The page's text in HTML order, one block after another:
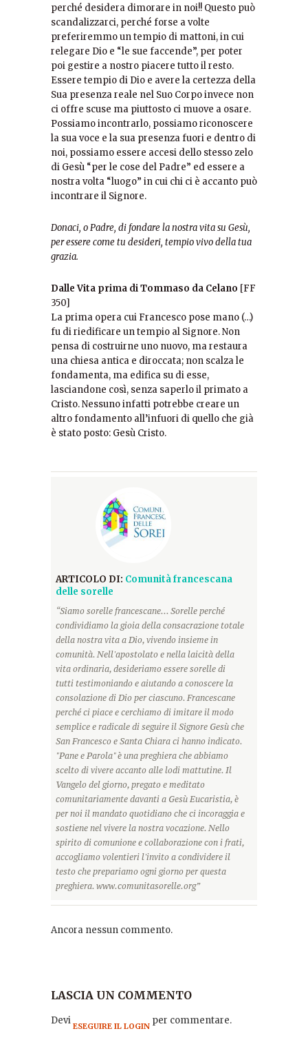
perché desidera dimorare in noi!! Questo può
scandalizzarci, perché forse a volte
preferiremmo un tempio di mattoni, in cui
relegare Dio e “le sue faccende”, per poter
poi gestire a nostro piacere tutto il resto.
Essere tempio di Dio e avere la certezza della
Sua presenza reale nel Suo Corpo invece non
ci offre scuse ma piuttosto ci muove a osare.
Possiamo incontrarlo, possiamo riconoscere
la sua voce e la sua presenza fuori e dentro di
noi, possiamo essere accesi dello stesso zelo
di Gesù “per le cose del Padre” ed essere a
nostra volta “luogo” in cui chi ci è accanto può
incontrare il Signore.
Donaci, o Padre, di fondare la nostra vita su Gesù,
per essere come tu desideri, tempio vivo della tua
grazia.
Dalle Vita prima di Tommaso da Celano [FF
350]
La prima opera cui Francesco pose mano (…)
fu di riedificare un tempio al Signore. Non
pensa di costruirne uno nuovo, ma restaura
una chiesa antica e diroccata; non scalza le
fondamenta, ma edifica su di esse,
lasciandone così, senza saperlo il primato a
Cristo. Nessuno infatti potrebbe creare un
altro fondamento all’infuori di quello che già
è stato posto: Gesù Cristo.
ARTICOLO DI: Comunità francescana
delle sorelle
“Siamo sorelle francescane... Sorelle perché
condividiamo la gioia della consacrazione totale
della nostra vita a Dio, vivendo insieme in
comunità. Nell'apostolato e nella laicità della
vita ordinaria, desideriamo essere sorelle di
tutti testimoniando e aiutando a conoscere la
consolazione di Dio per ciascuno. Francescane
perché ci piace e cerchiamo di imitare il modo
semplice e radicale di seguire il Signore Gesù che
San Francesco e Santa Chiara ci hanno indicato.
"Pane e Parola" è una preghiera che abbiamo
scelto di vivere accanto alle lodi mattutine. Il
Vangelo del giorno, pregato e meditato
comunitariamente davanti a Gesù Eucaristia, è
per noi il mandato quotidiano che ci incoraggia e
sostiene nel vivere la nostra vocazione. Nello
spirito di comunione e collaborazione con i frati,
accogliamo volentieri l'invito a condividere il
testo che prepariamo ogni giorno per questa
preghiera. www.comunitasorelle.org”
Ancora nessun commento.
LASCIA UN COMMENTO
Devi ESEGUIRE IL LOGIN per commentare.